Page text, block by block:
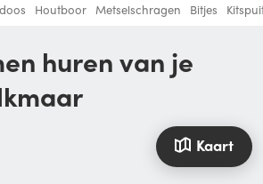
Houtboor Metselschragen Bitjes
Kaart